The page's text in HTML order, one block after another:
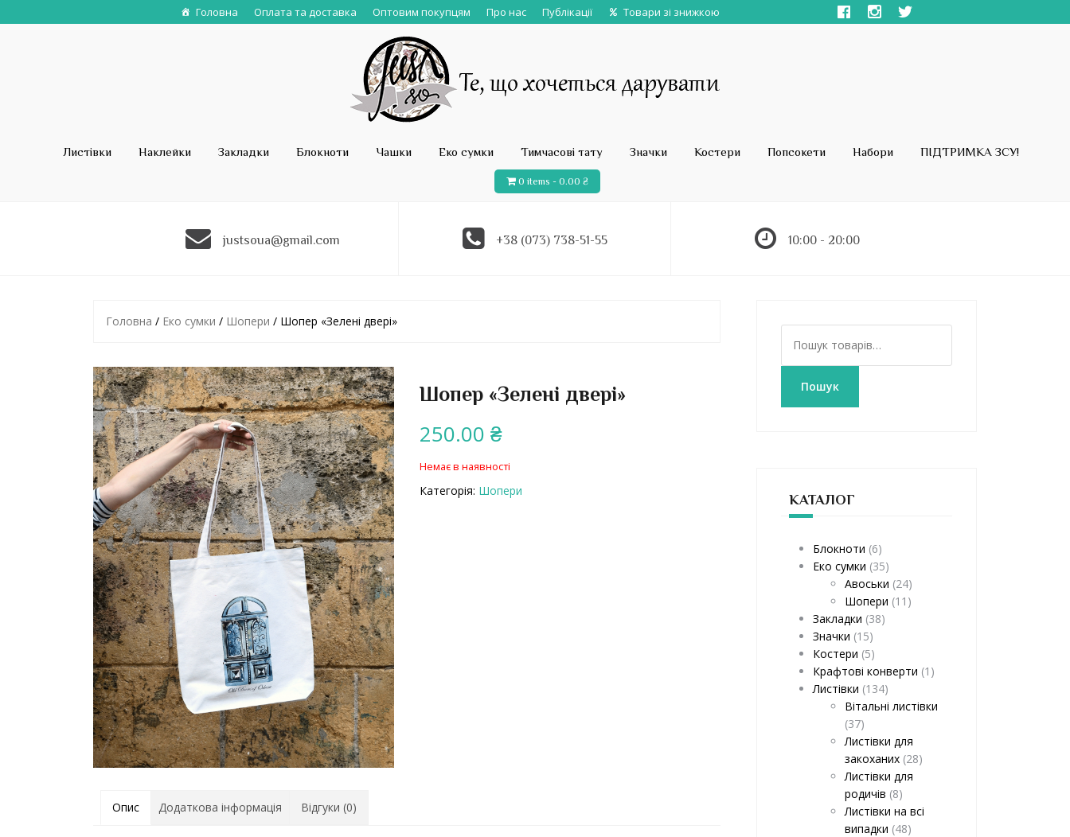
Головна Оплата та доставка Оптовим покупцям Про нас Публікації Товари зі знижкою
Листівки Наклейки Закладки Блокноти Чашки Еко сумки Тимчасові тату Значки Костери Попсокети Набори ПІДТРИМКА ЗСУ!
0 items - 0.00 ₴
justsoua@gmail.com +38 (073) 738-51-55 10:00 - 20:00
Головна / Еко сумки / Шопери / Шопер «Зелені двері»
Шопер «Зелені двері»
250.00 ₴
Немає в наявності
Категорія: Шопери
Опис Додаткова інформація Відгуки (0)
к
Пошук
КАТАЛОГ
Блокноти (6)
Еко сумки (35)
Авоськи (24)
Шопери (11)
Закладки (38)
Значки (15)
Костери (5)
Крафтові конверти (1)
Листівки (134)
Вітальні листівки
(37)
Листівки для
закоханих (28)
Листівки для
родичів (8)
Листівки на всі
випадки (48)